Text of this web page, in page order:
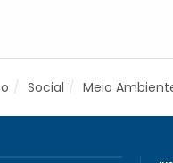
Social Meio